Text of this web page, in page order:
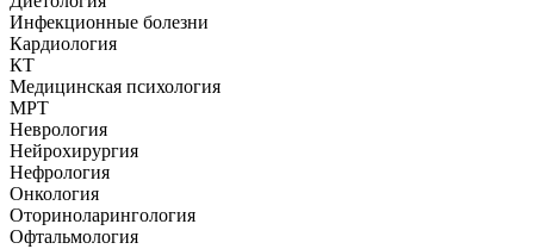
Инфекционные болезни
Кардиология
КТ
Медицинская психология
МРТ
Неврология
Нейрохирургия
Нефрология
Онкология
Оториноларингология
Офтальмология